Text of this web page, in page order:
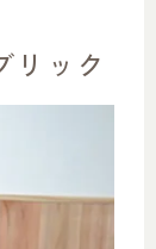
リック